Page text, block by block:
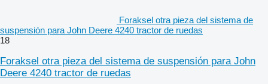
Foraksel otra pieza del sistema de
suspensión para John Deere 4240 tractor de ruedas
18
Foraksel otra pieza del sistema de suspensión para John
Deere 4240 tractor de ruedas